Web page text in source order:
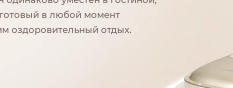
в любой момент
оздоровительный отдых.